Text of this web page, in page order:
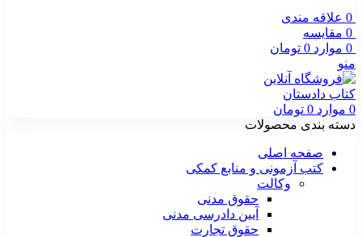
0 علاقه مندی
0 مقایسه
0 موارد 0 تومان
منو
0 موارد 0 تومان
دسته بندی محصولات
صفحه اصلی
کتب آزمونی و منابع کمکی
وکالت
حقوق مدنی
آیین دادرسی مدنی
حقوق تجارت